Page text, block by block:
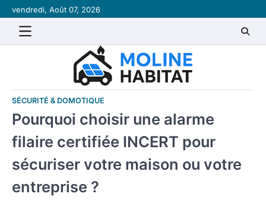
Skip
to
content
vendredi, Août 07, 2026
SÉCURITÉ & DOMOTIQUE
Pourquoi choisir une alarme
filaire certifiée INCERT pour
sécuriser votre maison ou votre
entreprise ?